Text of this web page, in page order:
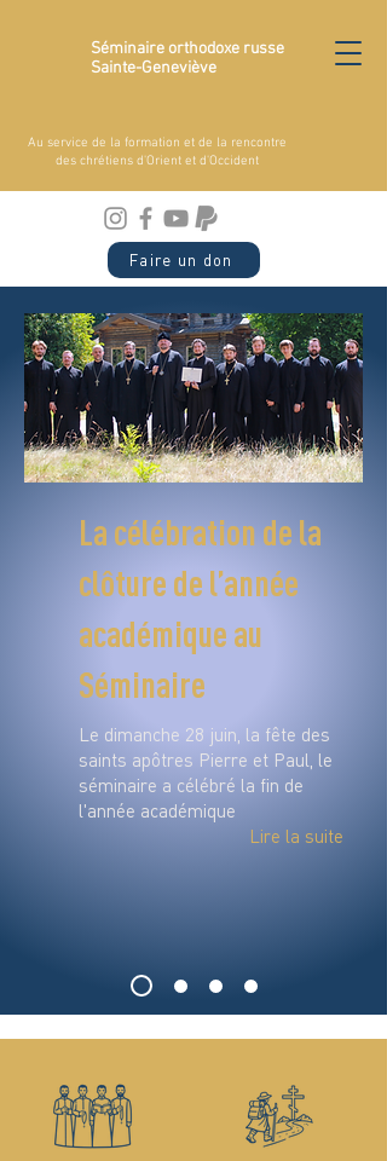
Séminaire orthodoxe russe
Sainte-Geneviève
Au service de la formation et de la rencontre
des chrétiens d'Orient et d'Occident
Faire un don
La célébration de la
clôture de l’année
académique au
Séminaire
Le dimanche 28 juin, la fête des
saints apôtres Pierre et Paul, le
séminaire a célébré la fin de
l'année académique
Lire la suite